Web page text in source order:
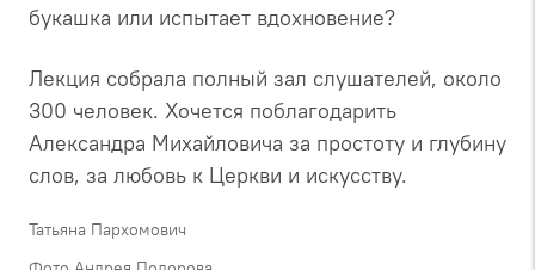
букашка или испытает вдохновение?
Лекция собрала полный зал слушателей, около
300 человек. Хочется поблагодарить
Александра Михайловича за простоту и глубину
слов, за любовь к Церкви и искусству.
Татьяна Пархомович